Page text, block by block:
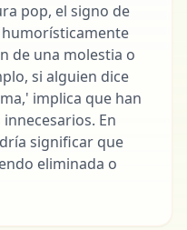
pop, el signo de
de una molestia o
si alguien dice
implica que han
En
significar que
eliminada o